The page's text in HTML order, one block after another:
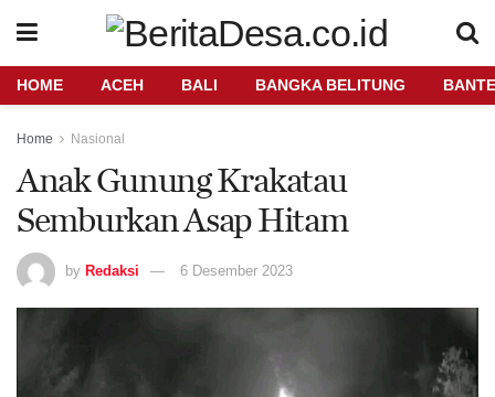
HOME ACEH BALI BANGKA BELITUNG
Home Nasional
Anak Gunung Krakatau
Semburkan Asap Hitam
by Redaksi 6 Desember 2023